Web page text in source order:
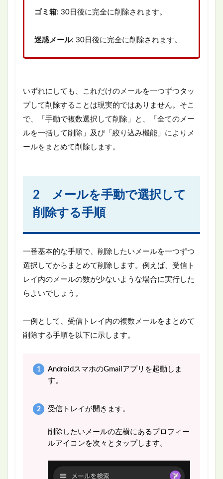
ゴミ箱: 30日後に完全に削除されます。
迷惑メール: 30日後に完全に削除されます。
いずれにしても、これだけのメールを一つずつタッ
プして削除することは現実的ではありません。そこ
で、「手動で複数選択して削除」と、「全てのメー
ルを一括して削除」及び「絞り込み機能」によりメ
ールをまとめて削除します。
2 メールを手動で選択して
削除する手順
一番基本的な手順で、削除したいメールを一つずつ
選択してからまとめて削除します。例えば、受信ト
レイ内のメールの数が少ないような場合に実行した
らよいでしょう。
一例として、受信トレイ内の複数メールをまとめて
削除する手順を以下に示します。
AndroidスマホのGmailアプリを起動しま
す。
受信トレイが開きます。
削除したいメールの左横にあるプロフィー
ルアイコンを次々とタップします。